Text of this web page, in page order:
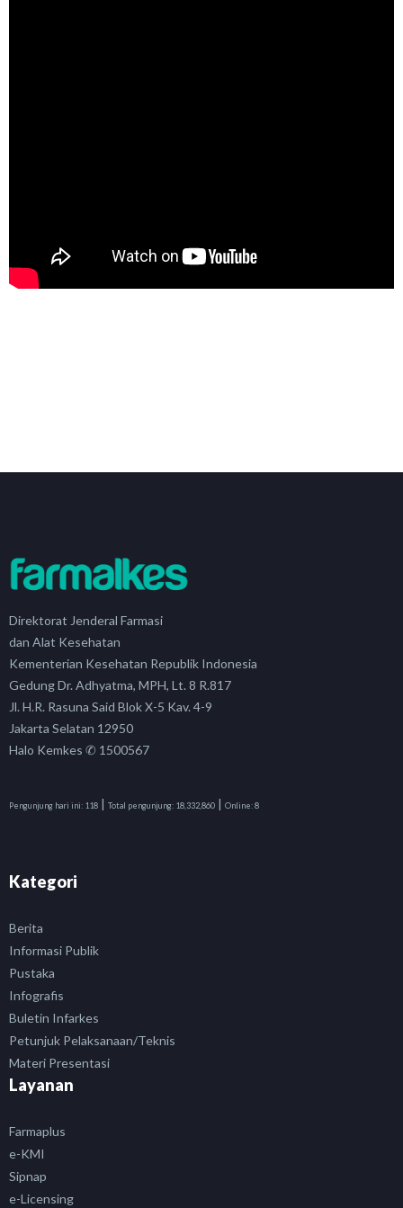
Direktorat Jenderal Farmasi
dan Alat Kesehatan
Kementerian Kesehatan Republik Indonesia
Gedung Dr. Adhyatma, MPH, Lt. 8 R.817
Jl. H.R. Rasuna Said Blok X-5 Kav. 4-9
Jakarta Selatan 12950
Halo Kemkes ✆ 1500567
Pengunjung hari ini: 118 | Total pengunjung: 18,332,860 | Online:8
Kategori
Berita
Informasi Publik
Pustaka
Infografis
Buletin Infarkes
Petunjuk Pelaksanaan/Teknis
Materi Presentasi
Layanan
Farmaplus
e-KMI
Sipnap
e-Licensing